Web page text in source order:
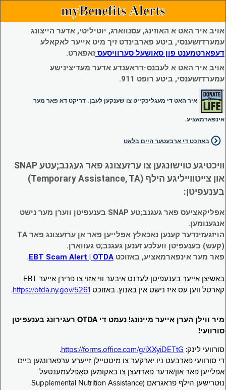
myBenefits Alerts
אויב איר האט א האוזינג, עסנווארג, יוטיליטי, אדער הייצונג
עמערדזשענסי, ביטע פארבינדט זיך מיט אייער לאקאלע
דעפארטמענט פון סאושעל סערוויסעסזאפארט.
אויב איר האט א לעבנס-דראענדע אדער מעדיצינישע
עמערדזשענסי, ביטע רופט 911.
איר האט די מעגליכקייט צו שענקען לעבן. דריקט דא פאר מער
אינפארמאציע.
באזוכט די ארבעטער היים בלאט
וויכטיגע טוישונגען צו ערזעצונג פאר געגנב;עטע SNAP
און צייטווייליגע הילף (Temporary Assistance, TA)
בענעפיטן:
אפליקאציעס פאר געגנב;טע SNAP בענעפיטן ווערן מער נישט
אנגענומען.
הויזגעזינדער קענען נאכאלץ אפּלייען פאר אן ערזעצונג פאר TA
(קעש) בענעפיטן וועלכע זענען געגנב;ט געווארן.
פאר מער אינפארמאציע, באזוכטEBT Scam Alert | OTDA
.
באשיצן אייער בענעפיטן לערנט איבער ווי אזוי צו פרירן אייער EBT
קארטל ווען עס איז נישט אין באנוץ. באזוכט https://otda.ny.gov/5261
.
מיר ווילן הערן אייער מיינונג! נעמט די OTDA רעגירונג בענעפיטן
סורוועי!
סורוועי לינק: https://forms.office.com/g/iXXyiDETtG
.
די סורוועי פארבעט ניו יארקער צו מיטטיילן זייערע ערפארונגען ביים
אפּלייען פאר און/אדער פארזעצן צו באקומען סאָפּלעמענטעל
נוּטרישען הילף פראגראם (Supplemental Nutrition Assistance